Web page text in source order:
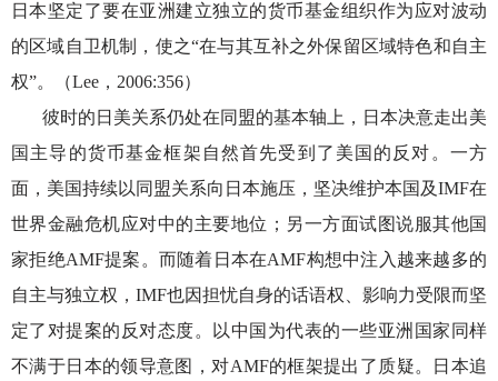
日本坚定了要在亚洲建立独立的货币基金组织作为应对波动
的区域自卫机制，使之“在与其互补之外保留区域特色和自主
权”。（Lee，2006:356）
彼时的日美关系仍处在同盟的基本轴上，日本决意走出美
国主导的货币基金框架自然首先受到了美国的反对。一方
面，美国持续以同盟关系向日本施压，坚决维护本国及IMF在
世界金融危机应对中的主要地位；另一方面试图说服其他国
家拒绝AMF提案。而随着日本在AMF构想中注入越来越多的
自主与独立权，IMF也因担忧自身的话语权、影响力受限而坚
定了对提案的反对态度。以中国为代表的一些亚洲国家同样
不满于日本的领导意图，对AMF的框架提出了质疑。日本追